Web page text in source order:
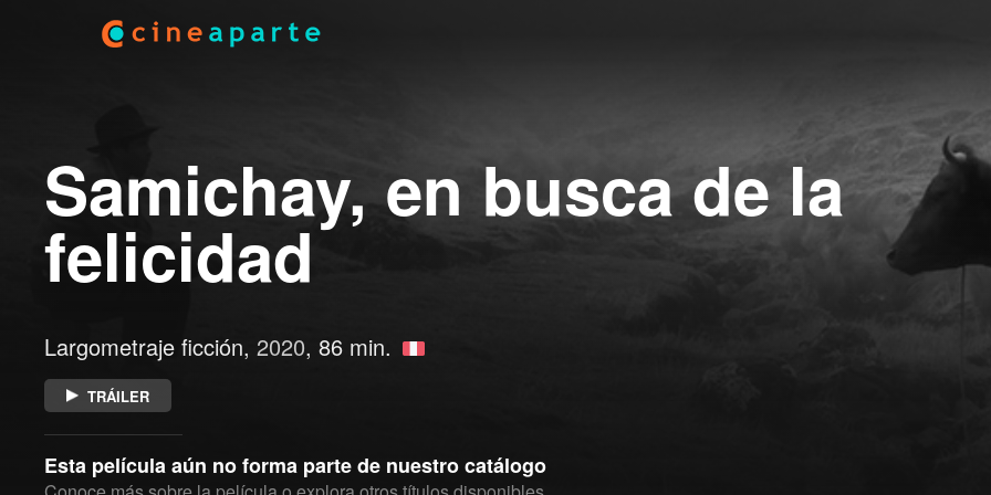
Samichay, en busca de la
felicidad
Largometraje ficción, 2020, 86 min.
TRÁILER
Esta película aún no forma parte de nuestro catálogo